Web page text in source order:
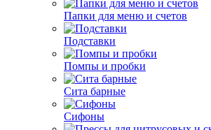
Папки для меню и счетов
Подставки
Помпы и пробки
Сита барные
Сифоны